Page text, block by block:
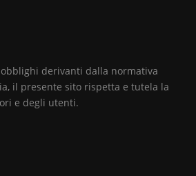
derivanti dalla normativa
il presente sito rispetta e tutela la
e degli utenti.